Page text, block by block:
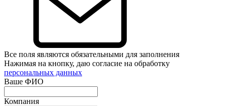
Все поля являются обязательными для заполнения
Нажимая на кнопку, даю согласие на обработку
персональных данных
Ваше ФИО
Компания